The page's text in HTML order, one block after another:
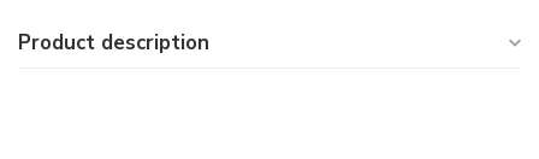
Product description